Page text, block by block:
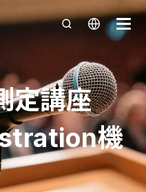
定講座
機